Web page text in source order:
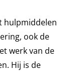
hulpmiddelen
ook de
werk van de
Hij is de